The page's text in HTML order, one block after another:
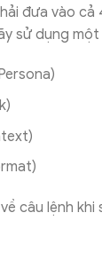
đưa vào cả
sử dụng
câu lệnh